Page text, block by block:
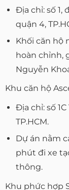
Địa chỉ: số 1,
quận 4,
Khối căn hộ
hoàn chỉnh,
Nguyễn
Khu căn hộ
Địa chỉ: số
TP.HCM.
Dự án nằm
phút đi xe
thông.
Khu phức hợp